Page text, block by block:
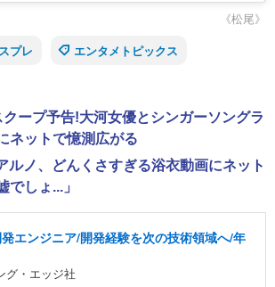
《松尾》
プレ エンタメトピックス
ープ予告!大河女優とシンガーソングラ
ネットで憶測広がる
ルノ、どんくさすぎる浴衣動画にネット
でしょ...」
エンジニア/開発経験を次の技術領域へ/年
グ・エッジ社